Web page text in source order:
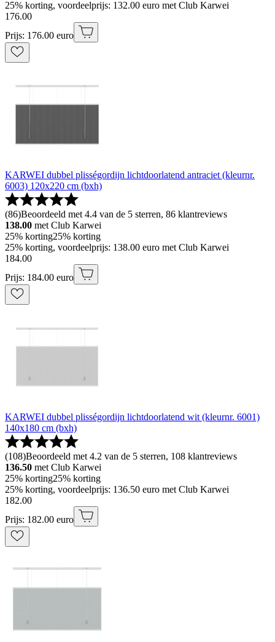
25% korting, voordeelprijs: 132.00 euro met Club Karwei
176.00
Prijs: 176.00 euro
KARWEI dubbel plisségordijn lichtdoorlatend antraciet (kleurnr.
6003) 120x220 cm (bxh)
(86)Beoordeeld met 4.4 van de 5 sterren, 86 klantreviews
138.00 met Club Karwei
25% korting25% korting
25% korting, voordeelprijs: 138.00 euro met Club Karwei
184.00
Prijs: 184.00 euro
KARWEI dubbel plisségordijn lichtdoorlatend wit (kleurnr. 6001)
140x180 cm (bxh)
(108)Beoordeeld met 4.2 van de 5 sterren, 108 klantreviews
136.50 met Club Karwei
25% korting25% korting
25% korting, voordeelprijs: 136.50 euro met Club Karwei
182.00
Prijs: 182.00 euro